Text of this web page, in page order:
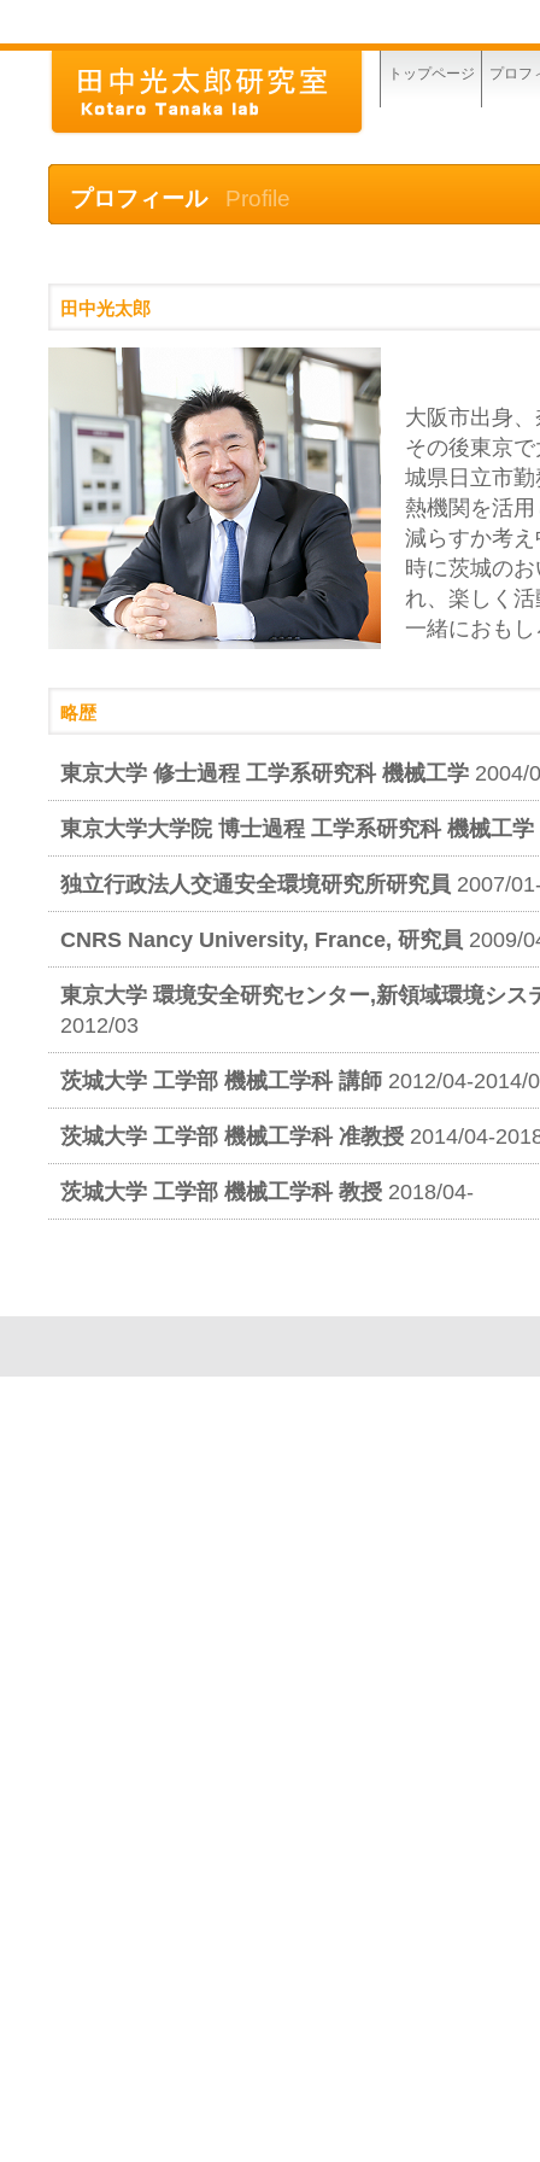
プロフィール Profile
田中光太郎
大阪市出身
その後東京
城県日立市
熱機関を活
減らすか考
時に茨城の
れ、楽しく
一緒におも
略歴
東京大学 修士過程 工学系研究科 機械工学 2004/
東京大学大学院 博士過程 工学系研究科 機械工学
独立行政法人交通安全環境研究所研究員 2007/
CNRS Nancy University, France, 研究員 2009/
東京大学 環境安全研究センター,新領域環境シス
2012/03
茨城大学 工学部 機械工学科 講師 2012/04-2014/
茨城大学 工学部 機械工学科 准教授 2014/04-
茨城大学 工学部 機械工学科 教授 2018/04-
トップページ プロフ